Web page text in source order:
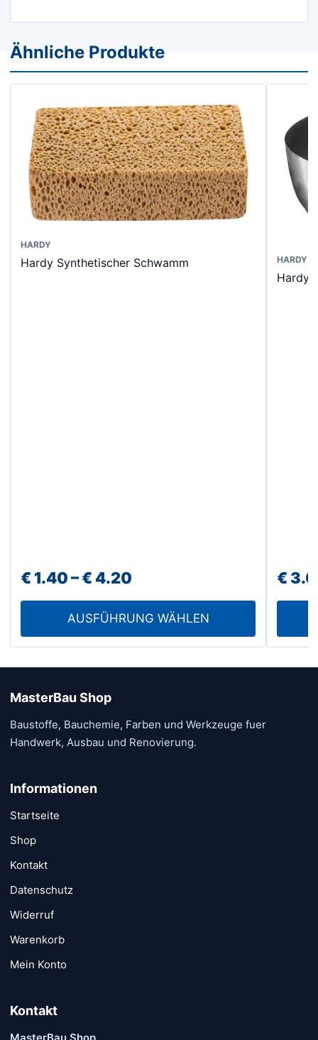
Ähnliche Produkte
HARDY
Hardy Synthetischer Schwamm
€1.40–€4.20
€ 1.40
bis
€ 4.20
AUSFÜHRUNG WÄHLEN
Dieses
Produkt
HARDY
Hardy
€
MasterBau Shop
Baustoffe, Bauchemie, Farben und Werkzeuge fuer
Handwerk, Ausbau und Renovierung.
Informationen
Startseite
Shop
Kontakt
Datenschutz
Widerruf
Warenkorb
Mein Konto
Kontakt